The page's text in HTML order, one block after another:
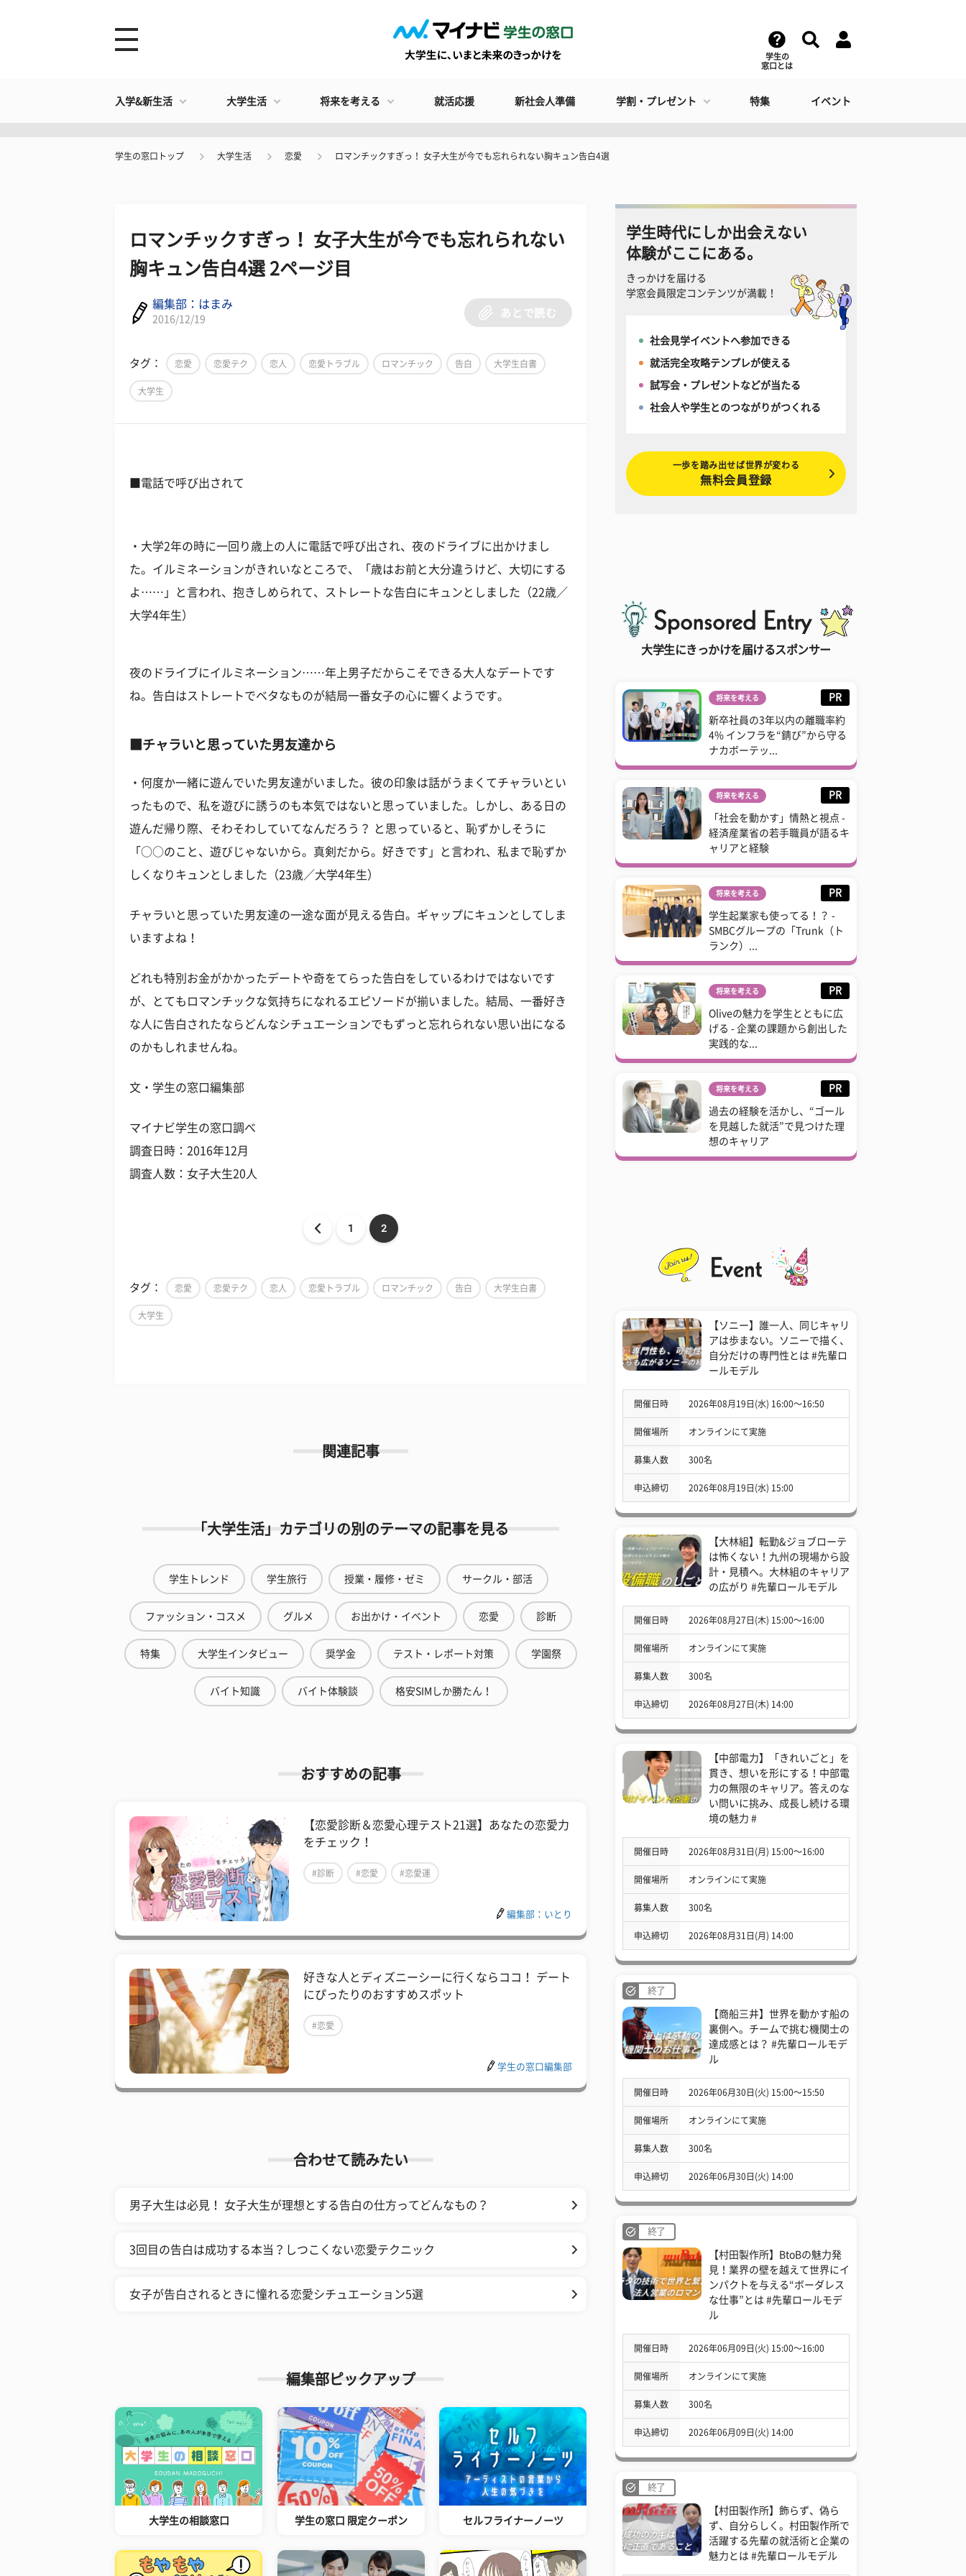
学生の
窓口とは
入学&新生活 大学生活 将来を考える 就活応援 新社会人準備 学割・プレゼント 特集 イベント
学生の窓口トップ 大学生活 恋愛 ロマンチックすぎっ！ 女子大生が今でも忘れられない胸キュン告白4選
ロマンチックすぎっ！ 女子大生が今でも忘れられない
胸キュン告白4選 2ページ目
編集部：はまみ
2016/12/19
あとで読む
タグ： 恋愛 恋愛テク 恋人 恋愛トラブル ロマンチック 告白 大学生白書
大学生
■電話で呼び出されて
・大学2年の時に一回り歳上の人に電話で呼び出され、夜のドライブに出かけまし
た。イルミネーションがきれいなところで、「歳はお前と大分違うけど、大切にする
よ……」と言われ、抱きしめられて、ストレートな告白にキュンとしました（22歳／
大学4年生）
夜のドライブにイルミネーション……年上男子だからこそできる大人なデートです
ね。告白はストレートでベタなものが結局一番女子の心に響くようです。
■チャラいと思っていた男友達から
・何度か一緒に遊んでいた男友達がいました。彼の印象は話がうまくてチャラいとい
ったもので、私を遊びに誘うのも本気ではないと思っていました。しかし、ある日の
遊んだ帰り際、そわそわしていてなんだろう？ と思っていると、恥ずかしそうに
「○○のこと、遊びじゃないから。真剣だから。好きです」と言われ、私まで恥ずか
しくなりキュンとしました（23歳／大学4年生）
チャラいと思っていた男友達の一途な面が見える告白。ギャップにキュンとしてしま
いますよね！
どれも特別お金がかかったデートや奇をてらった告白をしているわけではないです
が、とてもロマンチックな気持ちになれるエピソードが揃いました。結局、一番好き
な人に告白されたならどんなシチュエーションでもずっと忘れられない思い出になる
のかもしれませんね。
文・学生の窓口編集部
マイナビ学生の窓口調べ
調査日時：2016年12月
調査人数：女子大生20人
1 2
タグ： 恋愛 恋愛テク 恋人 恋愛トラブル ロマンチック 告白 大学生白書
大学生
関連記事
「大学生活」カテゴリの別のテーマの記事を見る
学生トレンド 学生旅行 授業・履修・ゼミ サークル・部活
ファッション・コスメ グルメ お出かけ・イベント 恋愛 診断
特集 大学生インタビュー 奨学金 テスト・レポート対策 学園祭
バイト知識 バイト体験談 格安SIMしか勝たん！
おすすめの記事
【恋愛診断＆恋愛心理テスト21選】あなたの恋愛力
をチェック！
#診断 #恋愛 #恋愛運
編集部：いとり
好きな人とディズニーシーに行くならココ！ デート
にぴったりのおすすめスポット
#恋愛
学生の窓口編集部
合わせて読みたい
男子大生は必見！ 女子大生が理想とする告白の仕方ってどんなもの？
3回目の告白は成功する本当？しつこくない恋愛テクニック
女子が告白されるときに憧れる恋愛シチュエーション5選
編集部ピックアップ
大学生の相談窓口 学生の窓口 限定クーポン セルフライナーノーツ
学生時代にしか出会えない
体験がここにある。
きっかけを届ける
学窓会員限定コンテンツが満載！
社会見学イベントへ参加できる
就活完全攻略テンプレが使える
試写会・プレゼントなどが当たる
社会人や学生とのつながりがつくれる
一歩を踏み出せば世界が変わる
無料会員登録
大学生にきっかけを届けるスポンサー
将来を考える PR
新卒社員の3年以内の離職率約
4% インフラを“錆び”から守る
ナカボーテッ...
将来を考える PR
「社会を動かす」情熱と視点 -
経済産業省の若手職員が語るキ
ャリアと経験
将来を考える PR
学生起業家も使ってる！？ -
SMBCグループの「Trunk（ト
ランク）...
将来を考える PR
Oliveの魅力を学生とともに広
げる - 企業の課題から創出した
実践的な...
将来を考える PR
過去の経験を活かし、“ゴール
を見越した就活”で見つけた理
想のキャリア
【ソニー】誰一人、同じキャリ
アは歩まない。ソニーで描く、
自分だけの専門性とは #先輩ロ
ールモデル
開催日時 2026年08月19日(水) 16:00〜16:50
開催場所 オンラインにて実施
募集人数 300名
申込締切 2026年08月19日(水) 15:00
【大林組】転勤&ジョブローテ
は怖くない！九州の現場から設
計・見積へ。大林組のキャリア
の広がり #先輩ロールモデル
開催日時 2026年08月27日(木) 15:00〜16:00
開催場所 オンラインにて実施
募集人数 300名
申込締切 2026年08月27日(木) 14:00
【中部電力】「きれいごと」を
貫き、想いを形にする！中部電
力の無限のキャリア。答えのな
い問いに挑み、成長し続ける環
境の魅力 #
開催日時 2026年08月31日(月) 15:00〜16:00
開催場所 オンラインにて実施
募集人数 300名
申込締切 2026年08月31日(月) 14:00
終了
【商船三井】世界を動かす船の
裏側へ。チームで挑む機関士の
達成感とは？ #先輩ロールモデ
ル
開催日時 2026年06月30日(火) 15:00〜15:50
開催場所 オンラインにて実施
募集人数 300名
申込締切 2026年06月30日(火) 14:00
終了
【村田製作所】BtoBの魅力発
見！業界の壁を越えて世界にイ
ンパクトを与える“ボーダレス
な仕事”とは #先輩ロールモデ
ル
開催日時 2026年06月09日(火) 15:00〜16:00
開催場所 オンラインにて実施
募集人数 300名
申込締切 2026年06月09日(火) 14:00
終了
【村田製作所】飾らず、偽ら
ず、自分らしく。村田製作所で
活躍する先輩の就活術と企業の
魅力とは #先輩ロールモデル